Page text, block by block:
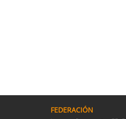
FEDERACIÓN